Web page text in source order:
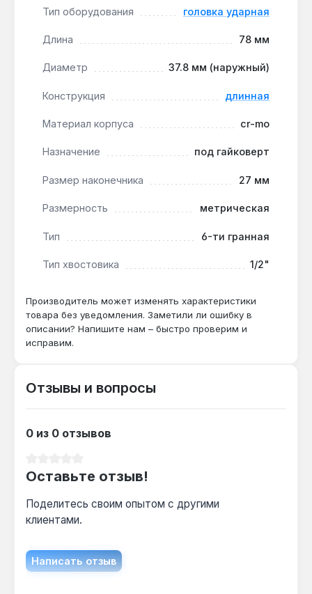
идентификацию инструмента.
Производство США:
головка изготовлена в
качества и контроль на всех этапах
Головка Milwaukee 1/2" SKT 27 мм предназначена
автосервисах, на производстве и в
строительстве, где требуется надежность при
работе с крупными гайками под высокими
нагрузками. Гарантия от производителя, доставка
Подходит ли головка для работы с
Да — конструкция из стали CR-MO и
шестигранный профиль с заглубленными
углами обеспечивают стойкость к
динамическим нагрузкам и передачу усилия
крепежа.
Какой размер хвостовика у этой головки?
профессиональных гайковертов и воротков.
Тип оборудования головка ударная
Длина 78 мм
Диаметр 37.8 мм (наружный)
Конструкция длинная
Материал корпуса cr-mo
Назначение под гайковерт
Размер наконечника 27 мм
Размерность метрическая
Тип 6-ти гранная
Тип хвостовика 1/2"
Производитель может изменять характеристики
товара без уведомления. Заметили ли ошибку в
описании? Напишите нам – быстро проверим и
исправим.
Отзывы и вопросы
0 из 0 отзывов
Оставьте отзыв!
Поделитесь своим опытом с другими
клиентами.
Написать отзыв